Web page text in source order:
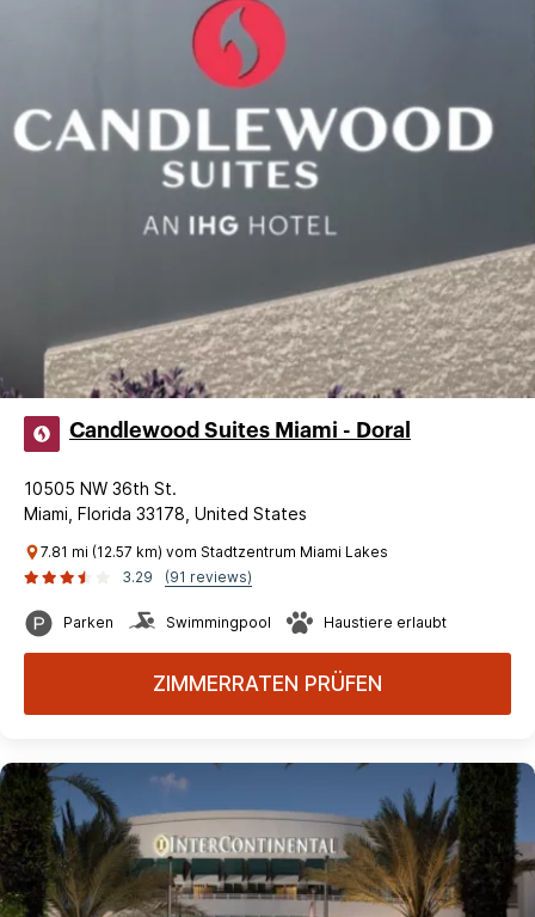
Candlewood Suites Miami - Doral
10505 NW 36th St.
Miami, Florida 33178, United States
7.81 mi (12.57 km) vom Stadtzentrum Miami Lakes
3.29
(91 reviews)
Parken Swimmingpool Haustiere erlaubt
ZIMMERRATEN PRÜFEN